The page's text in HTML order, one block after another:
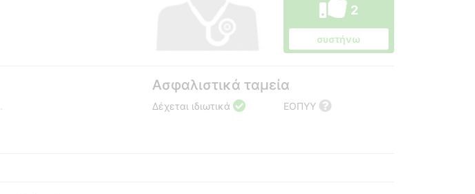
2
συστήνω
Ασφαλιστικά ταμεία
Δέχεται ιδιωτικά ΕΟΠΥΥ